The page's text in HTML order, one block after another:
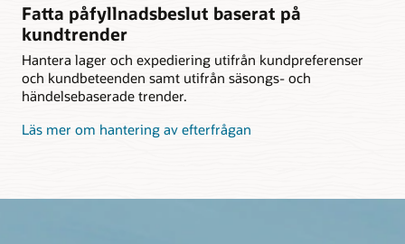
Fatta påfyllnadsbeslut baserat på
kundtrender
Hantera lager och expediering utifrån kundpreferenser
och kundbeteenden samt utifrån säsongs- och
händelsebaserade trender.
Läs mer om hantering av efterfrågan